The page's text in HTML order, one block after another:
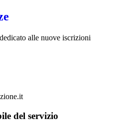
alle nuove iscrizioni
del servizio